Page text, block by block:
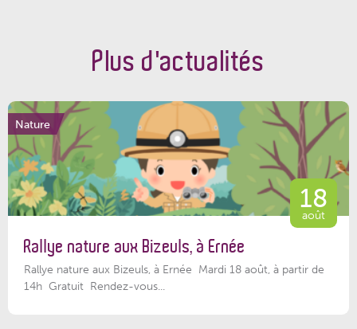
Plus d'actualités
Nature
18
août
Rallye nature aux Bizeuls, à Ernée
Rallye nature aux Bizeuls, à Ernée Mardi 18 août, à partir de
14h Gratuit Rendez-vous...